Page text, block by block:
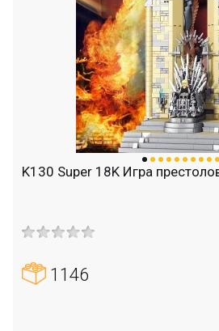
K130 Super 18K Игра
1146